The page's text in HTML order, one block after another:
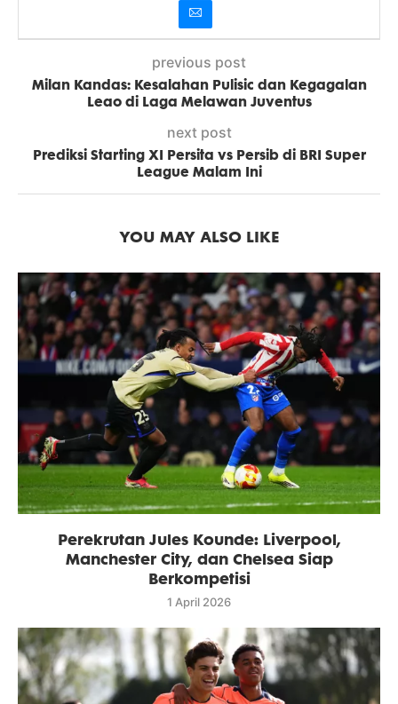
previous post
Milan Kandas: Kesalahan Pulisic dan Kegagalan
Leao di Laga Melawan Juventus
next post
Prediksi Starting XI Persita vs Persib di BRI Super
League Malam Ini
YOU MAY ALSO LIKE
Perekrutan Jules Kounde: Liverpool,
Manchester City, dan Chelsea Siap
Berkompetisi
1 April 2026